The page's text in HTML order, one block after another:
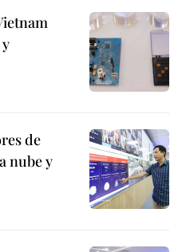
de
nube y